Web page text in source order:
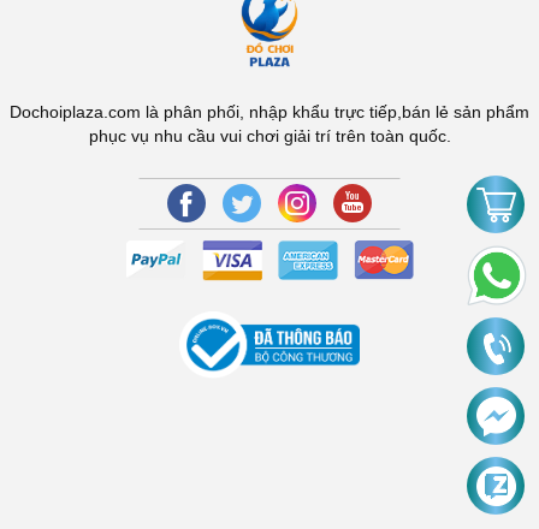
Dochoiplaza.com là phân phối, nhập khẩu trực tiếp,bán lẻ sản phẩm
phục vụ nhu cầu vui chơi giải trí trên toàn quốc.